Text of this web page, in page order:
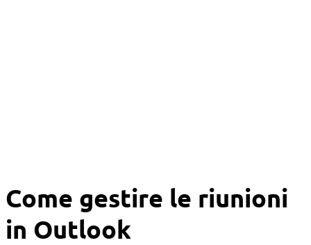
Come gestire le riunioni
in Outlook